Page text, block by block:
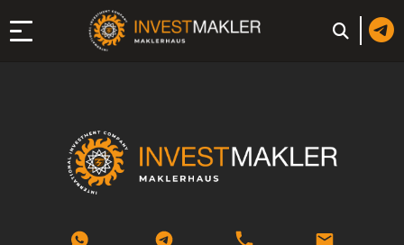
к долгосрочному
в Италии